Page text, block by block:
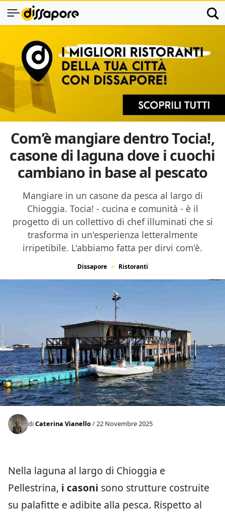
Com’è mangiare dentro Tocia!,
casone di laguna dove i cuochi
cambiano in base al pescato
Mangiare in un casone da pesca al largo di
Chioggia. Tocia! - cucina e comunità - è il
progetto di un collettivo di chef illuminati che si
trasforma in un'esperienza letteralmente
irripetibile. L'abbiamo fatta per dirvi com'è.
Dissapore Ristoranti
diCaterina Vianello/ 22 Novembre 2025
Nella laguna al largo di Chioggia e
Pellestrina, i casoni sono strutture costruite
su palafitte e adibite alla pesca. Rispetto al